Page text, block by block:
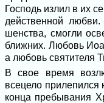
Господь излил в их
действенной
шенства, смогли
ближних. Любовь
а любовь свя­тителя
В свое время
всецело прилепился
конца пре­бывания